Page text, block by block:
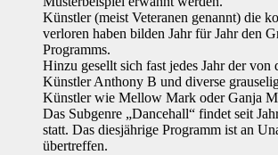
Künstler (meist Veteranen genannt) die
verloren haben bilden Jahr für Jahr den
Programms.
Hinzu gesellt sich fast jedes Jahr der von
Künstler Anthony B und diverse
Künstler wie Mellow Mark oder Ganja
Das Subgenre „Dancehall“ findet seit
statt. Das diesjährige Programm ist an
übertreffen.